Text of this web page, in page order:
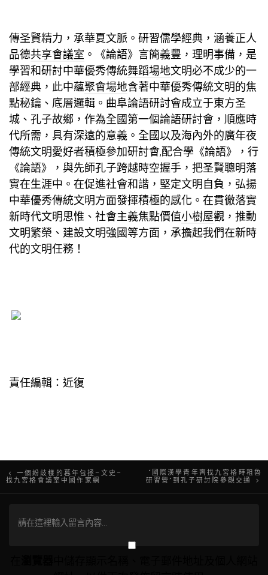
傳圣賢精力，承華夏文脈。研習儒學經典，涵養正人
品德共享會議室 。《論語》言簡義豐，理明事備，是
學習和研討中華優秀傳統舞蹈場地文明必不成少的一
部經典，此中蘊聚會場地含著中華優秀傳統文明的焦
點秘鑰、底層邏輯。曲阜論語研討會成立于東方圣
城、孔子故鄉，作為全國第一個論語研討會，順應時
代所需，具有深遠的意義。全國以及海內外的廣年夜
傳統文明愛好者積極參加研討會,配合學《論語》，行
《論語》，與先師孔子跨越時空握手，把圣賢聰明落
實在生涯中。在促進社會和諧，堅定文明自負，弘揚
中華優秀傳統文明方面發揮積極的感化。在貫徹落實
新時代文明思惟、社會主義焦點價值小樹屋觀，推動
文明繁榮、建設文明強國等方面，承擔起我們在新時
代的文明任務！
責任編輯：近復
文
導
覽
一個紛歧樣的暮年包拯–文史–
找九宮格會議室中國作家網
“國際漢學青年齊找九宮格時租魯
研習營”到孔子研討院參觀交通